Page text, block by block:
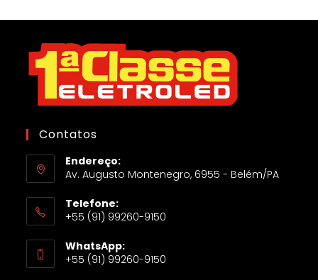
Contatos
Endereço:
Av. Augusto Montenegro, 6955 - Belém/PA
Telefone:
+55 (91) 99260-9150
WhatsApp:
+55 (91) 99260-9150